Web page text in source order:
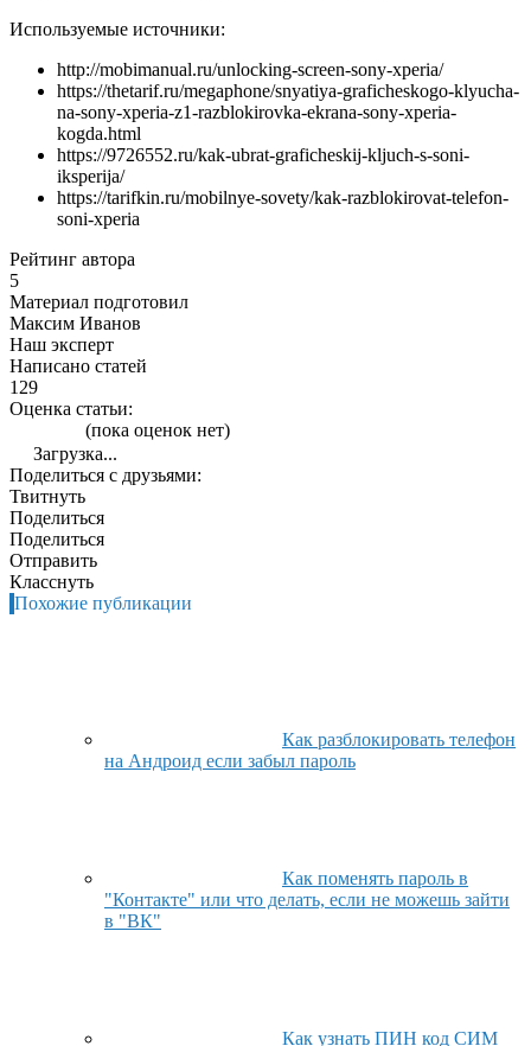
Используемые источники:
http://mobimanual.ru/unlocking-screen-sony-xperia/
https://thetarif.ru/megaphone/snyatiya-graficheskogo-klyucha-
na-sony-xperia-z1-razblokirovka-ekrana-sony-xperia-
kogda.html
https://9726552.ru/kak-ubrat-graficheskij-kljuch-s-soni-
iksperija/
https://tarifkin.ru/mobilnye-sovety/kak-razblokirovat-telefon-
soni-xperia
Рейтинг автора
5
Материал подготовил
Максим Иванов
Наш эксперт
Написано статей
129
Оценка статьи:
(пока оценок нет)
Загрузка...
Поделиться с друзьями:
Твитнуть
Поделиться
Поделиться
Отправить
Класснуть
Похожие публикации
Как разблокировать телефон
на Андроид если забыл пароль
Как поменять пароль в
"Контакте" или что делать, если не можешь зайти
в "ВК"
Как узнать ПИН код СИМ